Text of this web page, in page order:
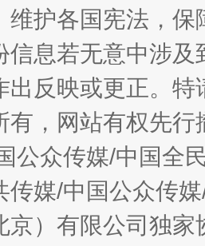
维护各国宪法，
信息若无意中涉
出反映或更正。
有，网站有权先
公众传媒/中国全
传媒/中国公众传
京）有限公司独